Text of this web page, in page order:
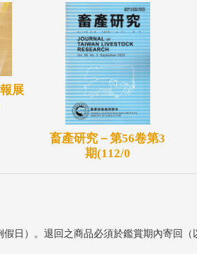
展
畜產研究－第56卷第3
期(112/0
日）。退回之商品必須於鑑賞期內寄回